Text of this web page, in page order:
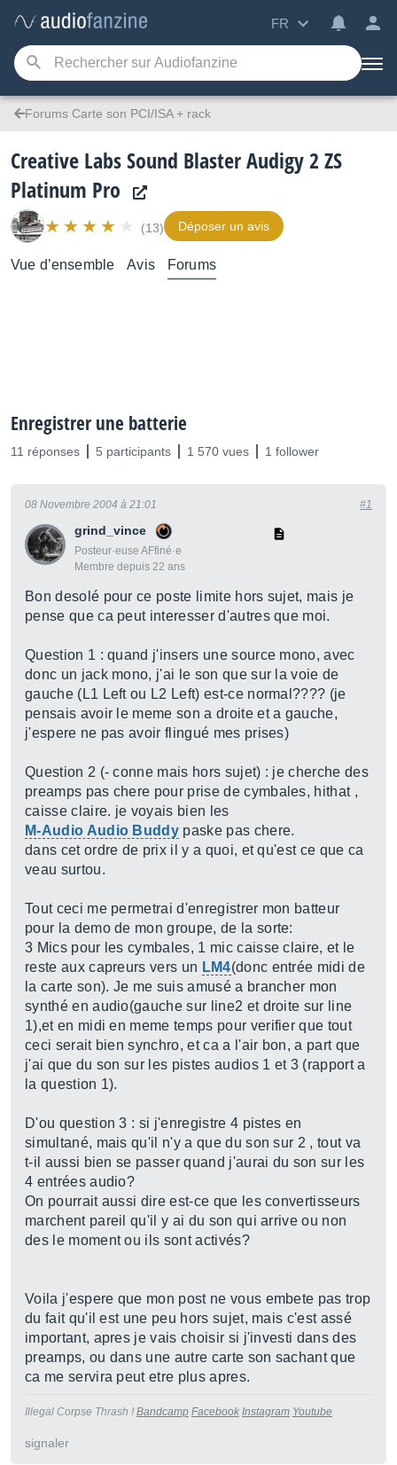
FR
Forums Carte son PCI/ISA + rack
Creative Labs Sound Blaster Audigy 2 ZS
Platinum Pro
(13) Déposer un avis
Vue d’ensemble Avis Forums
Enregistrer une batterie
11 réponses 5 participants 1 570 vues 1 follower
grind_vince
Posteur·euse AFfiné·e
Membre depuis 22 ans
08 Novembre 2004 à 21:01 #1
Bon desolé pour ce poste limite hors sujet, mais je
pense que ca peut interesser d'autres que moi.
Question 1 : quand j'insers une source mono, avec
donc un jack mono, j'ai le son que sur la voie de
gauche (L1 Left ou L2 Left) est-ce normal???? (je
pensais avoir le meme son a droite et a gauche,
j'espere ne pas avoir flingué mes prises)
Question 2 (- conne mais hors sujet) : je cherche des
preamps pas chere pour prise de cymbales, hithat ,
caisse claire. je voyais bien les
M-Audio Audio Buddy paske pas chere.
dans cet ordre de prix il y a quoi, et qu'est ce que ca
veau surtou.
Tout ceci me permetrai d'enregistrer mon batteur
pour la demo de mon groupe, de la sorte:
3 Mics pour les cymbales, 1 mic caisse claire, et le
reste aux capreurs vers un LM4(donc entrée midi de
la carte son). Je me suis amusé a brancher mon
synthé en audio(gauche sur line2 et droite sur line
1),et en midi en meme temps pour verifier que tout
ceci serait bien synchro, et ca a l'air bon, a part que
j'ai que du son sur les pistes audios 1 et 3 (rapport a
la question 1).
D'ou question 3 : si j'enregistre 4 pistes en
simultané, mais qu'il n'y a que du son sur 2 , tout va
t-il aussi bien se passer quand j'aurai du son sur les
4 entrées audio?
On pourrait aussi dire est-ce que les convertisseurs
marchent pareil qu'il y ai du son qui arrive ou non
des le moment ou ils sont activés?
Voila j'espere que mon post ne vous embete pas trop
du fait qu'il est une peu hors sujet, mais c'est assé
important, apres je vais choisir si j'investi dans des
preamps, ou dans une autre carte son sachant que
ca me servira peut etre plus apres.
Illegal Corpse Thrash ! Bandcamp Facebook Instagram Youtube
signaler